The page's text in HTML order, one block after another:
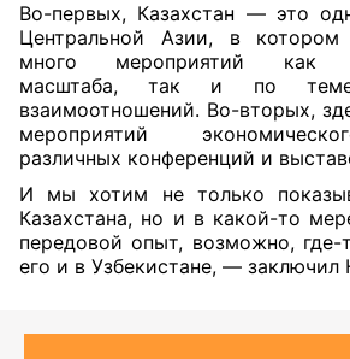
Во-первых, Казахстан — это
Центральной Азии, в котором
много мероприятий как
масштаба, так и по теме
взаимоотношений. Во-вторых,
мероприятий
различных конференций и
И мы хотим не только
Казахстана, но и в какой-то
передовой опыт, возможно, где-
его и в Узбекистане, — заключил